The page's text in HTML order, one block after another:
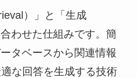
）」と「生成
わせた仕組みです。簡
タベースから関連情報
な回答を生成する技術